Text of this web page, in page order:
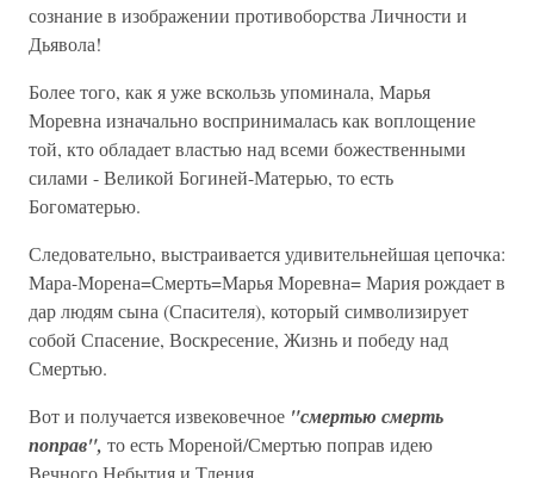
сознание в изображении противоборства Личности и
Дьявола!
Более того, как я уже вскользь упоминала, Марья
Моревна изначально воспринималась как воплощение
той, кто обладает властью над всеми божественными
силами - Великой Богиней-Матерью, то есть
Богоматерью.
Следовательно, выстраивается удивительнейшая цепочка:
Мара-Морена=Смерть=Марья Моревна= Мария рождает в
дар людям сына (Спасителя), который символизирует
собой Спасение, Воскресение, Жизнь и победу над
Смертью.
Вот и получается извековечное "смертью смерть
поправ", то есть Мореной/Смертью поправ идею
Вечного Небытия и Тления.